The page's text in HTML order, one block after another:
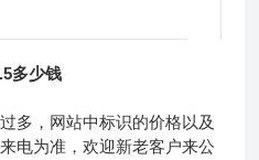
多少钱
多，网站中标识的价格以及
电为准，欢迎新老客户来公